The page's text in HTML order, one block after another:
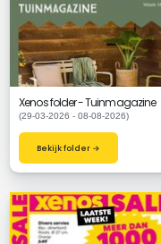
Xenos folder - Tuinmagazine
(29-03-2026 - 08-08-2026)
Bekijk folder →